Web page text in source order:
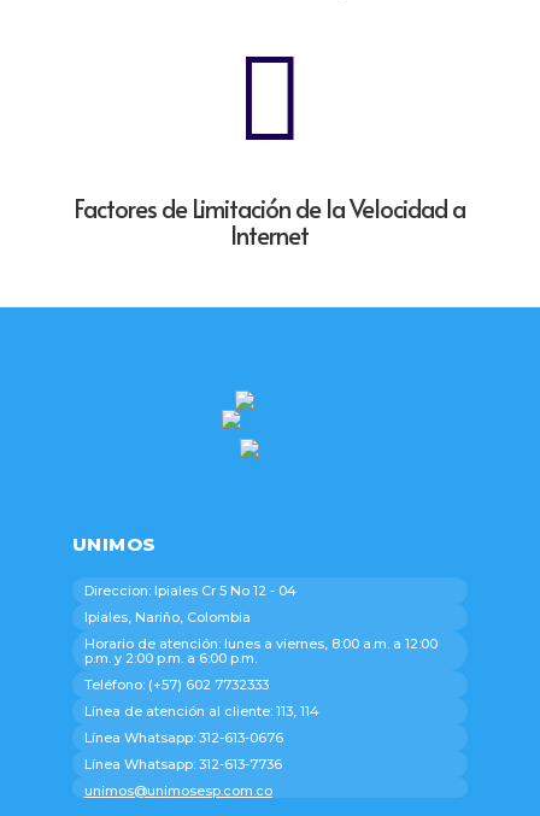

Factores de Limitación de la Velocidad a
Internet
UNIMOS
Direccion: Ipiales Cr 5 No 12 - 04
Ipiales, Nariño, Colombia
Horario de atención: lunes a viernes, 8:00 a.m. a 12:00
p.m. y 2:00 p.m. a 6:00 p.m.
Teléfono: (+57) 602 7732333
Línea de atención al cliente: 113, 114
Línea Whatsapp: 312-613-0676
Línea Whatsapp: 312-613-7736
unimos@unimosesp.com.co